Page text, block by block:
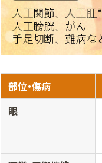
部位・傷病
眼